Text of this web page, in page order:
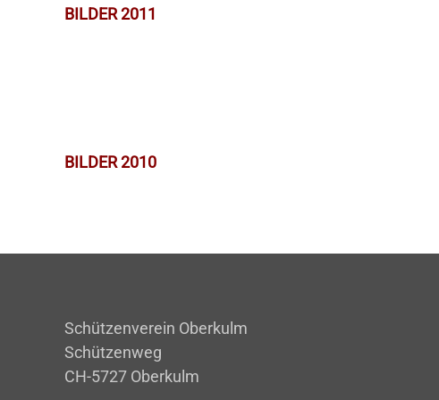
BILDER 2011
BILDER 2010
Schützenverein Oberkulm
Schützenweg
CH-5727 Oberkulm